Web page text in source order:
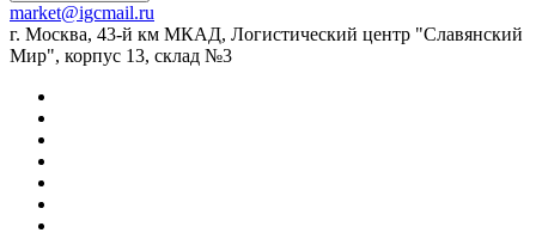
market@igcmail.ru
г. Москва, 43-й км МКАД, Логистический центр "Славянский
Мир", корпус 13, склад №3